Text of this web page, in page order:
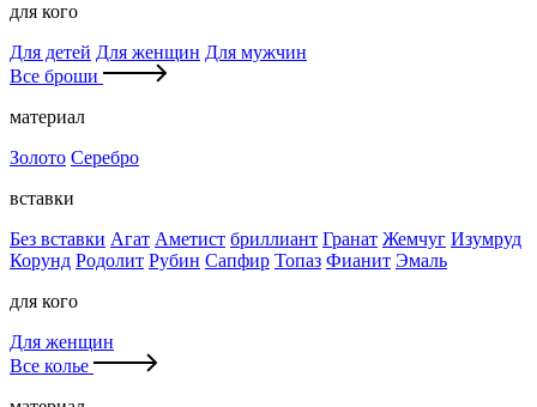
для кого
Для детей Для женщин Для мужчин
Все броши
материал
Золото Серебро
вставки
Без вставки Агат Аметист бриллиант Гранат Жемчуг Изумруд
Корунд Родолит Рубин Сапфир Топаз Фианит Эмаль
для кого
Для женщин
Все колье